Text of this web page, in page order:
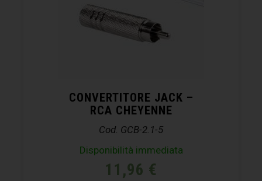
CONVERTITORE JACK –
RCA CHEYENNE
Cod. GCB-2.1-5
Disponibilità immediata
11,96 €